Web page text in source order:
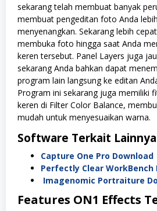
sekarang telah membuat banyak
membuat pengeditan foto Anda
menyenangkan. Sekarang lebih
membuka foto hingga saat Anda
keren tersebut. Panel Layers juga
sekarang Anda bahkan dapat
program lain langsung ke editan
Program ini sekarang juga memiliki
keren di Filter Color Balance,
mudah untuk menyesuaikan warna.
Software Terkait
Capture One Pro Download
Perfectly Clear WorkBench
Imagenomic Portraiture
Features ON1 Effects